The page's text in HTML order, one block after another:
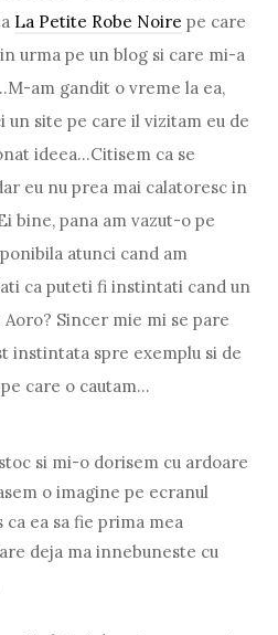
La Petite Robe Noire pe care
urma pe un blog si care mi-a
am gandit o vreme la ea,
un site pe care il vizitam eu de
ideea…Citisem ca se
eu nu prea mai calatoresc in
bine, pana am vazut-o pe
atunci cand am
ca puteti fi instintati cand un
Sincer mie mi se pare
instintata spre exemplu si de
care o cautam…
si mi-o dorisem cu ardoare
o imagine pe ecranul
ea sa fie prima mea
deja ma innebuneste cu